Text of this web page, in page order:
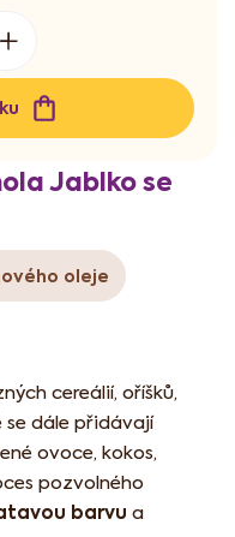
Jablko se
oleje
cereálií, oříšků,
se dále přidávají
ovoce, kokos,
pozvolného
barvu a